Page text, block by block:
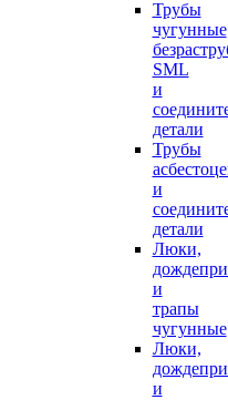
Трубы
чугунные
SML
и
детали
Трубы
и
детали
Люки,
и
трапы
чугунные
Люки,
и